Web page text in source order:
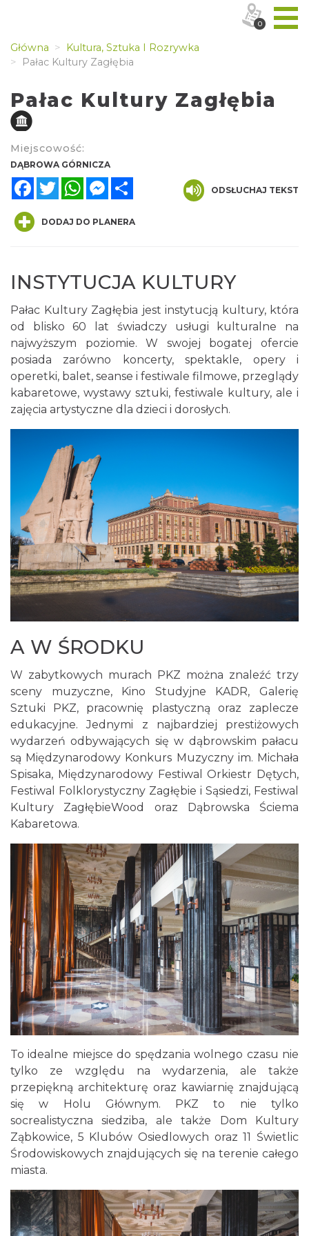
Główna
Kultura, Sztuka I Rozrywka
Pałac Kultury Zagłębia
Pałac Kultury Zagłębia
Miejscowość:
DĄBROWA GÓRNICZA
FacebookTwitterWhatsAppMessenger
ODSŁUCHAJ TEKST
DODAJ DO PLANERA
INSTYTUCJA KULTURY
Pałac Kultury Zagłębia jest instytucją kultury, która
od blisko 60 lat świadczy usługi kulturalne na
najwyższym poziomie. W swojej bogatej ofercie
posiada zarówno koncerty, spektakle, opery i
operetki, balet, seanse i festiwale filmowe, przeglądy
kabaretowe, wystawy sztuki, festiwale kultury, ale i
zajęcia artystyczne dla dzieci i dorosłych.
A W ŚRODKU
W zabytkowych murach PKZ można znaleźć trzy
sceny muzyczne, Kino Studyjne KADR, Galerię
Sztuki PKZ, pracownię plastyczną oraz zaplecze
edukacyjne. Jednymi z najbardziej prestiżowych
wydarzeń odbywających się w dąbrowskim pałacu
są Międzynarodowy Konkurs Muzyczny im. Michała
Spisaka, Międzynarodowy Festiwal Orkiestr Dętych,
Festiwal Folklorystyczny Zagłębie i Sąsiedzi, Festiwal
Kultury ZagłębieWood oraz Dąbrowska Ściema
Kabaretowa.
To idealne miejsce do spędzania wolnego czasu nie
tylko ze względu na wydarzenia, ale także
przepiękną architekturę oraz kawiarnię znajdującą
się w Holu Głównym. PKZ to nie tylko
socrealistyczna siedziba, ale także Dom Kultury
Ząbkowice, 5 Klubów Osiedlowych oraz 11 Świetlic
Środowiskowych znajdujących się na terenie całego
miasta.
0